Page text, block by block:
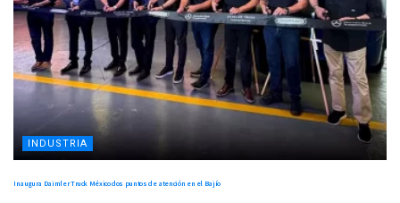
INDUSTRIA
Inaugura Daimler Truck México dos puntos de atención en el Bajío